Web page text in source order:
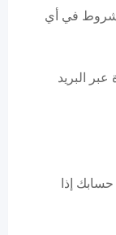
في أي
البريد
حسابك إذا